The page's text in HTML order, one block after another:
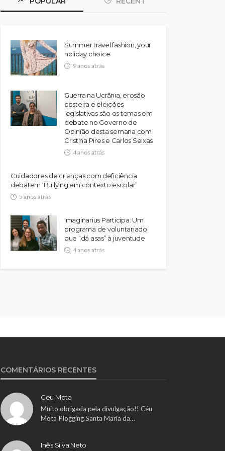
Summer travel fashion, your
holiday choice
9 anos atrás
Guerra na Ucrânia, erosão
costeira e eleições
legislativas são os temas em
debate no Governo de
Opinião desta semana com
Cristina Pires e Carlos Seixas
4 anos atrás
Cuidadores de crianças com deficiência
debatem ‘Bullying em contexto escolar’
5 anos atrás
Imaginarius Participa: Um
programa de voluntariado
que “dá asas” à juventude
4 anos atrás
COMENTÁRIOS RECENTES
Ceu Mota
Muito obrigada pela divulgação!! Céu
Mota Plogging Santa Maria da…
Inês Silva Neto